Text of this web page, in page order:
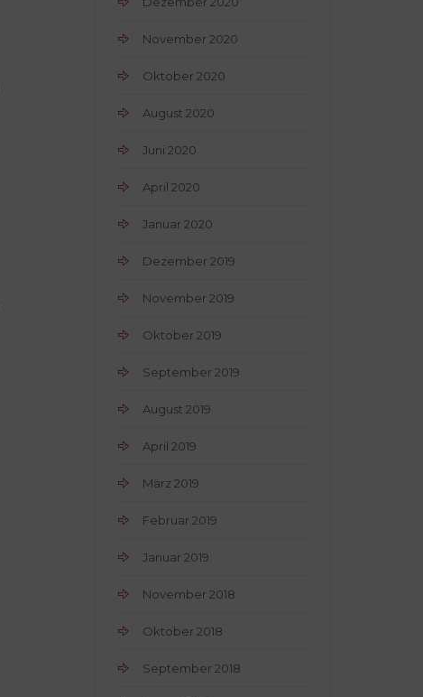
November 2020
Oktober 2020
August 2020
Juni 2020
April 2020
Januar 2020
Dezember 2019
November 2019
Oktober 2019
September 2019
August 2019
April 2019
März 2019
Februar 2019
Januar 2019
November 2018
Oktober 2018
September 2018